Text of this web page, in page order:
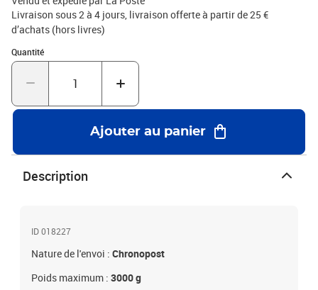
Livraison sous 2 à 4 jours livraison offerte à partir de 25 €
d’achats (hors livres)
Quantité
Quantité : 1
Ajouter au panier
Description
ID 018227
Nature de l'envoi : Chronopost
Poids maximum : 3000 g